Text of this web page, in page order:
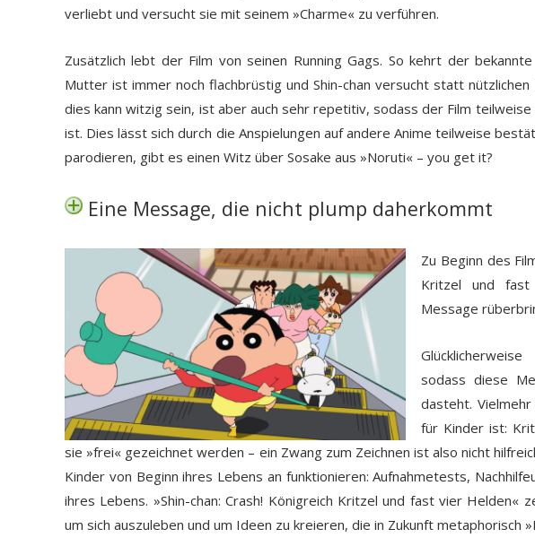
verliebt und versucht sie mit seinem »Charme« zu verführen.
Zusätzlich lebt der Film von seinen Running Gags. So kehrt der
Mutter ist immer noch flachbrüstig und Shin-chan versucht statt nützlichen
dies kann witzig sein, ist aber auch sehr repetitiv, sodass der Film
ist. Dies lässt sich durch die Anspielungen auf andere Anime teilweise
parodieren, gibt es einen Witz über Sosake aus »Noruti« – you get it?
Eine Message, die nicht plump daherkommt
Zu Beginn des
Kritzel und fast
Message
sodass diese
dasteht.
für Kinder ist:
sie »frei« gezeichnet werden – ein Zwang zum Zeichnen ist also nicht
Kinder von Beginn ihres Lebens an funktionieren: Aufnahmetests,
ihres Lebens. »Shin-chan: Crash! Königreich Kritzel und fast vier
um sich auszuleben und um Ideen zu kreieren, die in Zukunft metaphorisch